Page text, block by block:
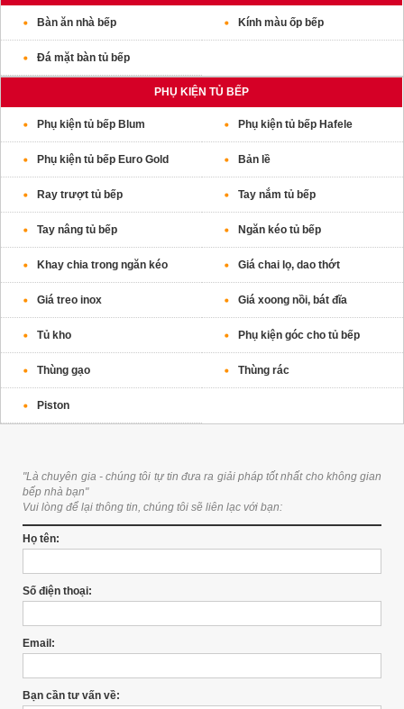
Bàn ăn nhà bếp Kính màu ốp bếp
Đá mặt bàn tủ bếp
PHỤ KIỆN TỦ BẾP
Phụ kiện tủ bếp Blum Phụ kiện tủ bếp Hafele
Phụ kiện tủ bếp Euro Gold Bản lề
Ray trượt tủ bếp Tay nắm tủ bếp
Tay nâng tủ bếp Ngăn kéo tủ bếp
Khay chia trong ngăn kéo Giá chai lọ, dao thớt
Giá treo inox Giá xoong nồi, bát đĩa
Tủ kho Phụ kiện góc cho tủ bếp
Thùng gạo Thùng rác
Piston
"Là chuyên gia - chúng tôi tự tin đưa ra giải pháp tốt nhất cho không gian
bếp nhà bạn"
Vui lòng để lại thông tin, chúng tôi sẽ liên lạc với bạn:
Họ tên:
Số điện thoại:
Email:
Bạn cần tư vấn về: